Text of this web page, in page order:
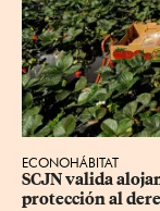
ECONOHÁBITAT
SCJN valida
protección al